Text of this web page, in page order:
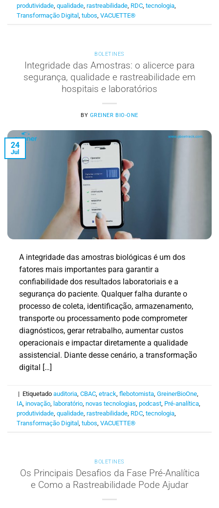
produtividade ,qualidade ,rastreabilidade RDC ,tecnologia
Transformação Digital ,tubos ,VACUETTE®
BOLETINES
Integridade das Amostras: o alicerce para
segurança, qualidade e rastreabilidade em
hospitais e laboratórios
BY GREINER BIO-ONE
24
Jul
A integridade das amostras biológicas é um dos
fatores mais importantes para garantir a
confiabilidade dos resultados laboratoriais e a
segurança do paciente. Qualquer falha durante o
processo de coleta, identificação, armazenamento,
transporte ou processamento pode comprometer
diagnósticos, gerar retrabalho, aumentar custos
operacionais e impactar diretamente a qualidade
assistencial. Diante desse cenário, a transformação
digital […]
| Etiquetadoauditoria ,CBAC ,etrack ,flebotomista ,GreinerBioOne
IA inovação laboratório ,novas tecnologias ,podcast Pré-analítica
produtividade ,qualidade ,rastreabilidade RDC ,tecnologia
Transformação Digital ,tubos ,VACUETTE®
BOLETINES
Os Principais Desafios da Fase Pré-Analítica
e Como a Rastreabilidade Pode Ajudar